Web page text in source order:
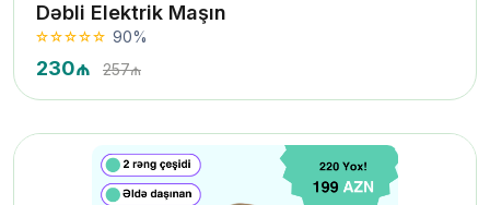
Dəbli Elektrik Maşın
90%
230₼ 257₼